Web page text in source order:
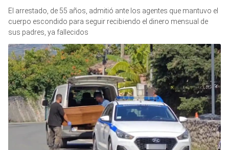
El arrestado, de 55 años, admitió ante los agentes que mantuvo el
cuerpo escondido para seguir recibiendo el dinero mensual de
sus padres, ya fallecidos